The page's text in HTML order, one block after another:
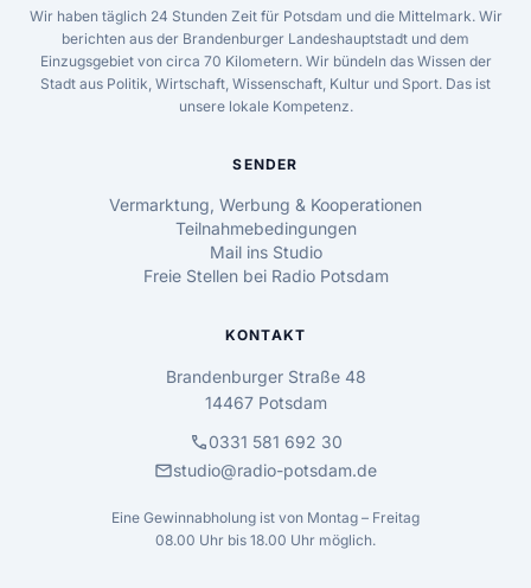
Wir haben täglich 24 Stunden Zeit für Potsdam und die Mittelmark. Wir
berichten aus der Brandenburger Landeshauptstadt und dem
Einzugsgebiet von circa 70 Kilometern. Wir bündeln das Wissen der
Stadt aus Politik, Wirtschaft, Wissenschaft, Kultur und Sport. Das ist
unsere lokale Kompetenz.
SENDER
Vermarktung, Werbung & Kooperationen
Teilnahmebedingungen
Mail ins Studio
Freie Stellen bei Radio Potsdam
KONTAKT
Brandenburger Straße 48
14467 Potsdam
call0331 581 692 30
mailstudio@radio-potsdam.de
Eine Gewinnabholung ist von Montag – Freitag
08.00 Uhr bis 18.00 Uhr möglich.